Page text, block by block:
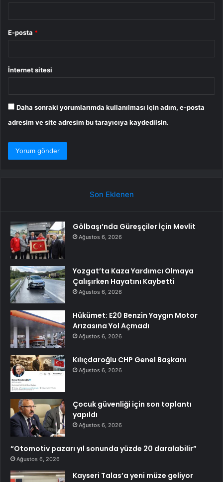
E-posta *
İnternet sitesi
Daha sonraki yorumlarımda kullanılması için adım, e-posta
adresim ve site adresim bu tarayıcıya kaydedilsin.
Son Eklenen
Gölbaşı’nda Güreşçiler İçin Mevlit
Ağustos 6, 2026
Yozgat’ta Kaza Yardımcı Olmaya
Çalışırken Hayatını Kaybetti
Ağustos 6, 2026
Hükümet: E20 Benzin Yaygın Motor
Arızasına Yol Açmadı
Ağustos 6, 2026
Kılıçdaroğlu CHP Genel Başkanı
Ağustos 6, 2026
Çocuk güvenliği için son toplantı
yapıldı
Ağustos 6, 2026
“Otomotiv pazarı yıl sonunda yüzde 20 daralabilir”
Ağustos 6, 2026
Kayseri Talas’a yeni müze geliyor